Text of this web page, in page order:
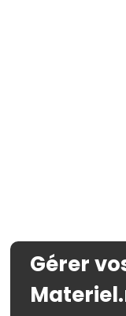
Gérer